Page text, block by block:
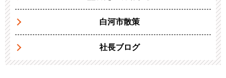
白河市散策
社長ブログ